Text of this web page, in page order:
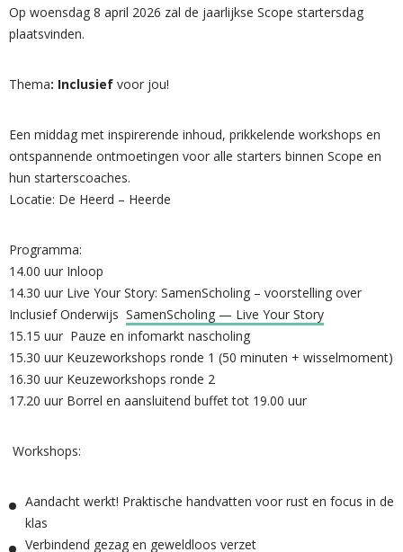
Op woensdag 8 april 2026 zal de jaarlijkse Scope startersdag
plaatsvinden.
Thema: Inclusief voor jou!
Een middag met inspirerende inhoud, prikkelende workshops en
ontspannende ontmoetingen voor alle starters binnen Scope en
hun starterscoaches.
Locatie: De Heerd – Heerde
Programma:
14.00 uur Inloop
14.30 uur Live Your Story: SamenScholing – voorstelling over
Inclusief Onderwijs SamenScholing — Live Your Story
15.15 uur Pauze en infomarkt nascholing
15.30 uur Keuzeworkshops ronde 1 (50 minuten + wisselmoment)
16.30 uur Keuzeworkshops ronde 2
17.20 uur Borrel en aansluitend buffet tot 19.00 uur
Workshops:
Aandacht werkt! Praktische handvatten voor rust en focus in de
klas
Verbindend gezag en geweldloos verzet